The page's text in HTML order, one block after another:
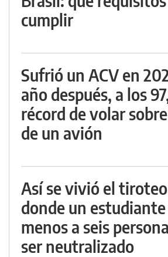
cumplir
Sufrió un ACV en
año después, a los
récord de volar
de un avión
Así se vivió el
donde un
menos a seis
ser neutralizado